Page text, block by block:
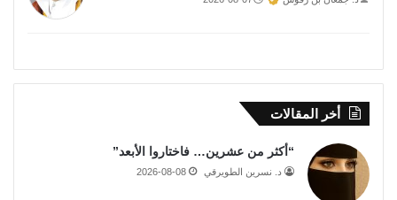
أخر المقالات
“أكثر من عشرين… فاختاروا الأبعد”
د. نسرين الطويرقي 2026-08-08